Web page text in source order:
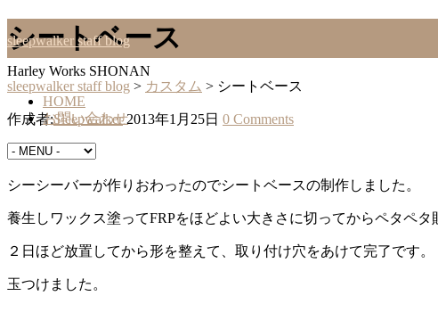
sleepwalker staff blog
Harley Works SHONAN
HOME
お問い合わせ
シートベース
sleepwalker staff blog > カスタム > シートベース
作成者:Sleepwalker 2013年1月25日 0 Comments
カスタム
シーシーバーが作りおわったのでシートベースの制作しました。
養生しワックス塗ってFRPをほどよい大きさに切ってからペタペタ
２日ほど放置してから形を整えて、取り付け穴をあけて完了です。
玉つけました。